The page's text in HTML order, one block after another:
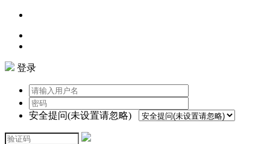
登录
安全提问(未设置请忽略)